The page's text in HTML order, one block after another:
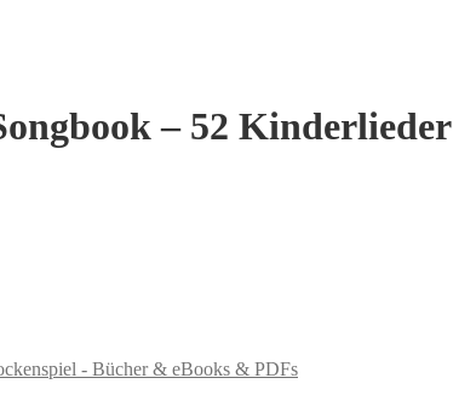
– 52 Kinderlieder
- Bücher & eBooks & PDFs